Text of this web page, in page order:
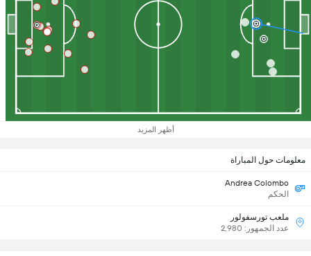
أظهر المزيد
معلومات حول المباراة
Andrea Colombo
الحكم
ملعب تورسفولور
عدد الجمهور: 2,980